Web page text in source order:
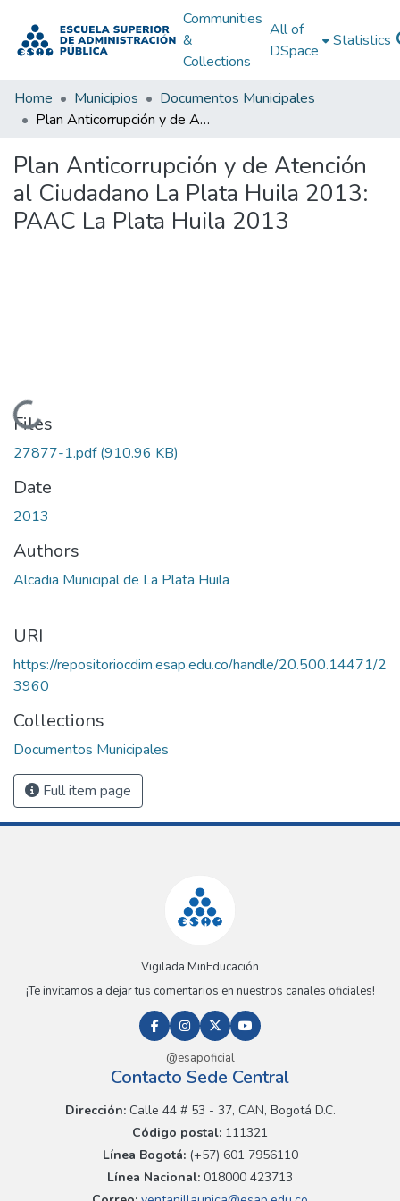
Communities
&
Collections
All of
DSpace
Statistics
Home Municipios
Documentos Municipales
Plan Anticorrupción y de Atención al Ciudadano La Plata Huila 2013: PAAC La Plata Huila 2013
Plan Anticorrupción y de Atención
al Ciudadano La Plata Huila 2013:
PAAC La Plata Huila 2013
Loading...
Files
27877-1.pdf(910.96 KB)
Date
2013
Authors
Alcadia Municipal de La Plata Huila
URI
https://repositoriocdim.esap.edu.co/handle/20.500.14471/2
3960
Collections
Documentos Municipales
Full item page
Vigilada MinEducación
¡Te invitamos a dejar tus comentarios en nuestros canales oficiales!
@esapoficial
Contacto Sede Central
Dirección:Calle 44 # 53 - 37, CAN, Bogotá D.C.
Código postal: 111321
Línea Bogotá:(+57) 601 7956110
Línea Nacional: 018000 423713